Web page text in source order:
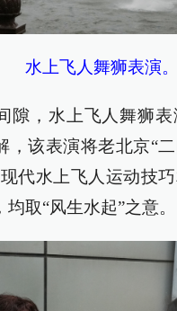
水上飞人舞狮表演。
隙，水上飞人舞狮
，该表演将老北京“
代水上飞人运动技
取“风生水起”之意。